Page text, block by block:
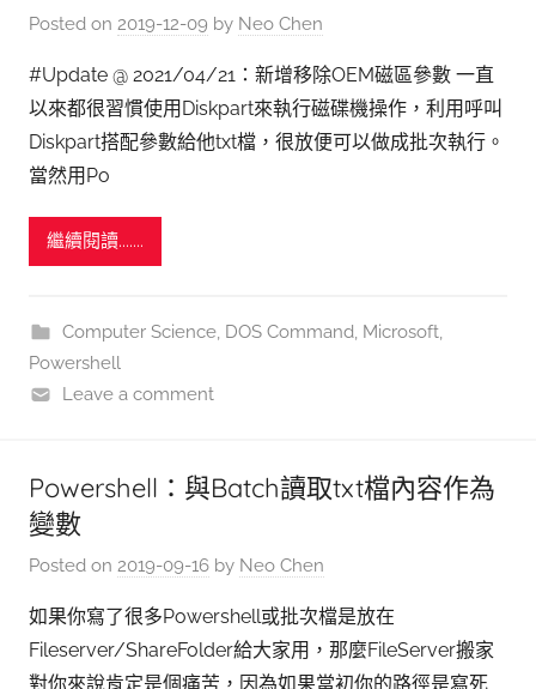
Posted on 2019-12-09 by Neo Chen
#Update @ 2021/04/21：新增移除OEM磁區參數 一直
以來都很習慣使用Diskpart來執行磁碟機操作，利用呼叫
Diskpart搭配參數給他txt檔，很放便可以做成批次執行。
當然用Po
繼續閱讀.......
Computer Science, DOS Command, Microsoft,
Powershell
Leave a comment
Powershell：與Batch讀取txt檔內容作為
變數
Posted on 2019-09-16 by Neo Chen
如果你寫了很多Powershell或批次檔是放在
Fileserver/ShareFolder給大家用，那麼FileServer搬家
對你來說肯定是個痛苦，因為如果當初你的路徑是寫死